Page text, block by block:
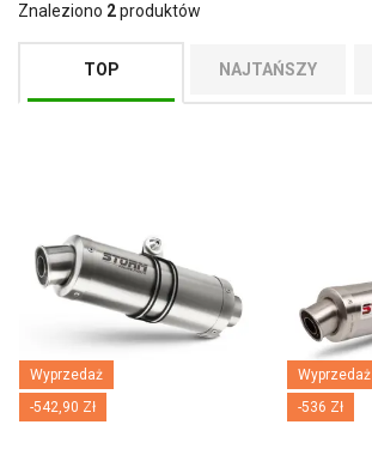
Znaleziono 2produktów
TOP NAJTAŃSZY
Wyprzedaż
-542,90 Zł
Wyprzedaż
-536 Zł